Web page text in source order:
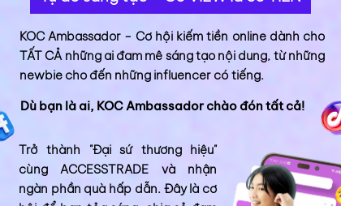
KOC Ambassador - Cơ hội kiếm tiền online dành cho
TẤT CẢ những ai đam mê sáng tạo nội dung, từ những
newbie cho đến những influencer có tiếng.
Dù bạn là ai, KOC Ambassador chào đón tất cả!
Trở thành "Đại sứ thương hiệu"
cùng ACCESSTRADE và nhận
ngàn phần quà hấp dẫn. Đây là cơ